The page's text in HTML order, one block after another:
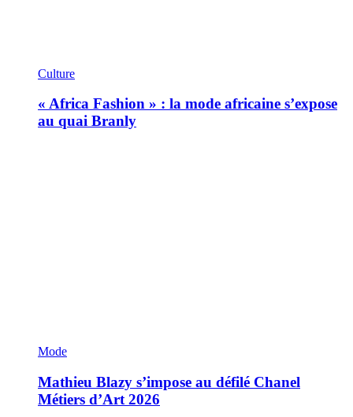
Culture
« Africa Fashion » : la mode africaine s’expose
au quai Branly
Mode
Mathieu Blazy s’impose au défilé Chanel
Métiers d’Art 2026